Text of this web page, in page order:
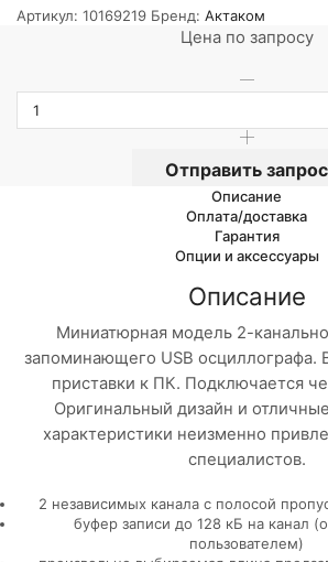
Артикул: 10169219 Бренд: Актаком
Цена по запросу
Отправить запрос
Описание
Оплата/доставка
Гарантия
Опции и аксессуары
Описание
Миниатюрная модель 2-
запоминающего USB осциллографа.
приставки к ПК. Подключается
Оригинальный дизайн и
характеристики неизменно
специалистов.
2 независимых канала с полосой
буфер записи до 128 кБ на канал
пользователем)